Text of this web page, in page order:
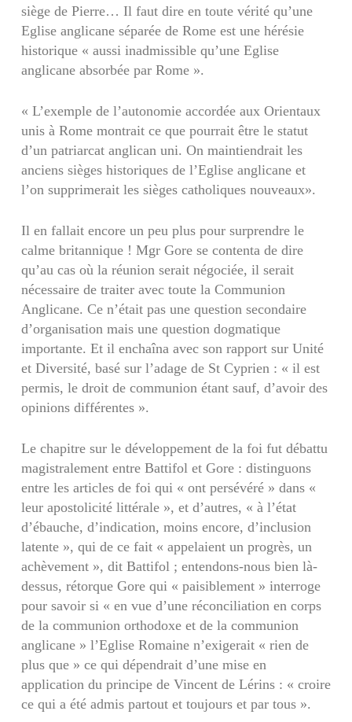
siège de Pierre… Il faut dire en toute vérité qu’une
Eglise anglicane séparée de Rome est une hérésie
historique « aussi inadmissible qu’une Eglise
anglicane absorbée par Rome ».
« L’exemple de l’autonomie accordée aux Orientaux
unis à Rome montrait ce que pourrait être le statut
d’un patriarcat anglican uni. On maintiendrait les
anciens sièges historiques de l’Eglise anglicane et
l’on supprimerait les sièges catholiques nouveaux».
Il en fallait encore un peu plus pour surprendre le
calme britannique ! Mgr Gore se contenta de dire
qu’au cas où la réunion serait négociée, il serait
nécessaire de traiter avec toute la Communion
Anglicane. Ce n’était pas une question secondaire
d’organisation mais une question dogmatique
importante. Et il enchaîna avec son rapport sur Unité
et Diversité, basé sur l’adage de St Cyprien : « il est
permis, le droit de communion étant sauf, d’avoir des
opinions différentes ».
Le chapitre sur le développement de la foi fut débattu
magis­tralement entre Battifol et Gore : distinguons
entre les articles de foi qui « ont persévéré » dans «
leur apostolicité littérale », et d’autres, « à l’état
d’ébauche, d’indication, moins encore, d’inclusion
latente », qui de ce fait « appelaient un progrès, un
achèvement », dit Battifol ; entendons-nous bien là-
dessus, rétorque Gore qui « paisiblement » interroge
pour savoir si « en vue d’une réconciliation en corps
de la communion orthodoxe et de la communion
anglicane » l’Eglise Romaine n’exigerait « rien de
plus que » ce qui dépendrait d’une mise en
application du principe de Vincent de Lérins : « croire
ce qui a été admis partout et toujours et par tous ».